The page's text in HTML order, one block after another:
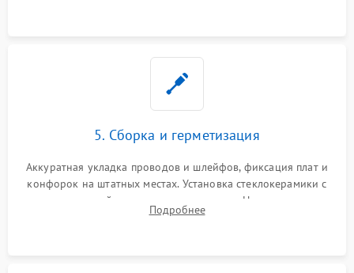
5. Сборка и герметизация
Аккуратная укладка проводов и шлейфов, фиксация плат и
конфорок на штатных местах. Установка стеклокерамики с
проверкой равномерности зазоров. Нанесение
термостойкого герметика или укладка уплотнительной
Подробнее